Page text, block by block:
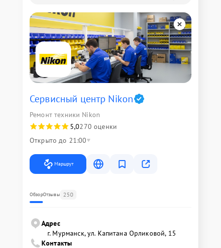
Сервисный центр Nikon
Ремонт техники Nikon
5,0270 оценки
Открыто до 21:00
Маршрут
ОбзорОтзывы 250
Адрес
г. Мурманск, ул. Капитана Орликовой, 15
Контакты